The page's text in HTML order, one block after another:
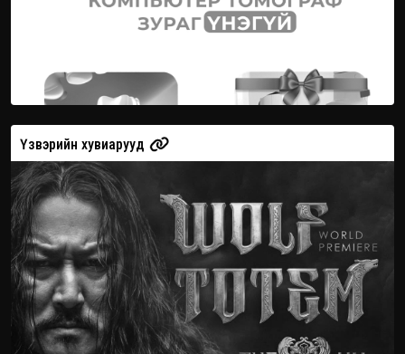
Үзвэрийн хувиарууд